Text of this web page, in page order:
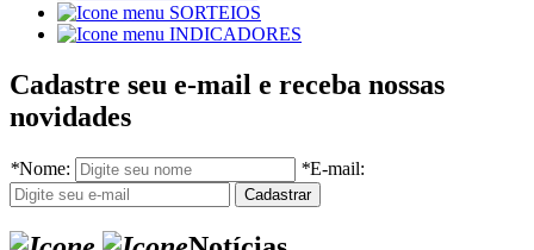
SORTEIOS
INDICADORES
Cadastre seu e-mail e receba nossas
novidades
*Nome: *E-mail: